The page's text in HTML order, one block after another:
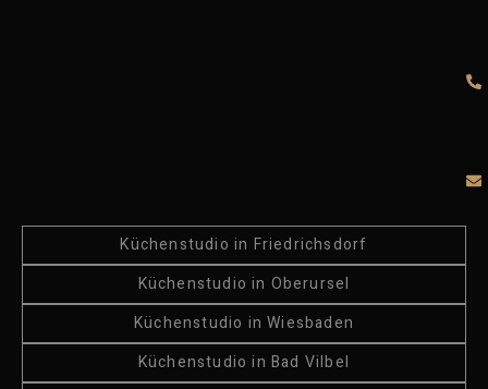
Küchenstudio in Friedrichsdorf
Küchenstudio in Oberursel
Küchenstudio in Wiesbaden
Küchenstudio in Bad Vilbel